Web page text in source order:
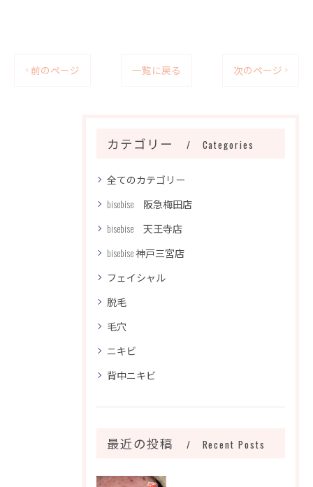
< 前のページ 一覧に戻る 次のページ >
カテゴリー Categories
全てのカテゴリー
bisebise 阪急梅田店
bisebise 天王寺店
bisebise 神戸三宮店
フェイシャル
脱毛
毛穴
ニキビ
背中ニキビ
最近の投稿 Recent Posts